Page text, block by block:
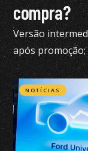
compra?
Versão
após
conforto e mais
NOTÍCIAS